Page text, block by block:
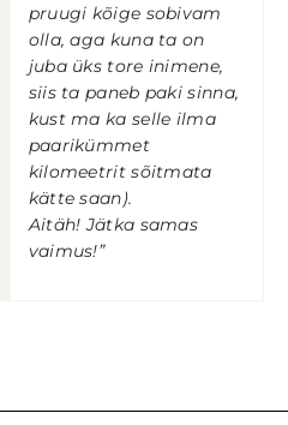
pruugi kõige sobivam
olla, aga kuna ta on
juba üks tore inimene,
siis ta paneb paki sinna,
kust ma ka selle ilma
paarikümmet
kilomeetrit sõitmata
kätte saan).
Aitäh! Jätka samas
vaimus!”